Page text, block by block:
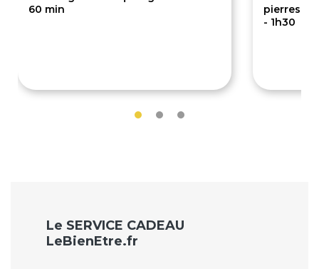
60 min
pierres
- 1h30
Le SERVICE CADEAU
LeBienEtre.fr